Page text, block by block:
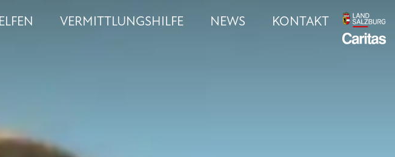
VERMITTLUNGSHILFE NEWS KONTAKT